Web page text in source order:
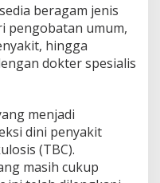
beragam jenis
pengobatan umum,
hingga
dokter spesialis
menjadi
dini penyakit
(TBC).
masih cukup